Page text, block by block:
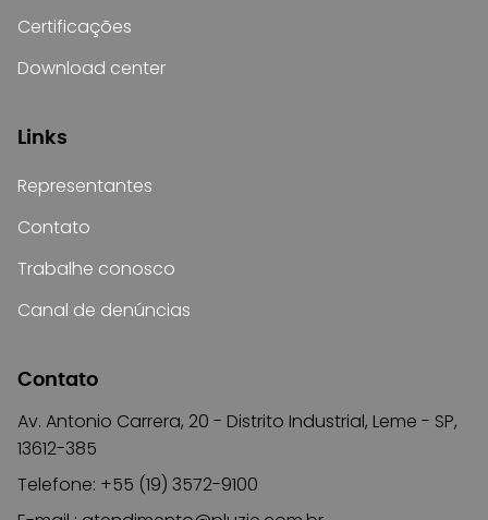
Certificações
Download center
Links
Representantes
Contato
Trabalhe conosco
Canal de denúncias
Contato
Av. Antonio Carrera, 20 - Distrito Industrial, Leme - SP,
13612-385
Telefone: +55 (19) 3572-9100